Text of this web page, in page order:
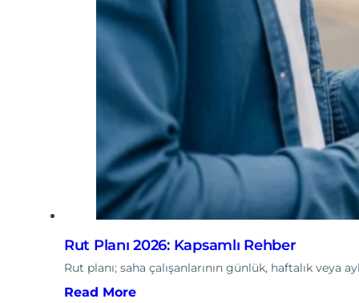
Rut Planı 2026: Kapsamlı Rehber
Rut planı; saha çalışanlarının günlük, haftalık veya
Read More